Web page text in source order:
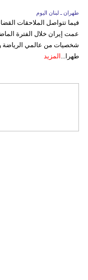
طهران ـ لبنان اليوم
فيما تتواصل الملاحقات
عمت إيران خلال الفترة
شخصيات من عالمي الرياضة
طهرا... المزيد